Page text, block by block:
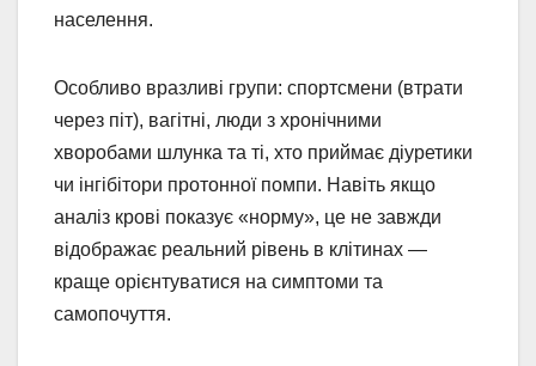
населення.
Особливо вразливі групи: спортсмени (втрати
через піт), вагітні, люди з хронічними
хворобами шлунка та ті, хто приймає діуретики
чи інгібітори протонної помпи. Навіть якщо
аналіз крові показує «норму», це не завжди
відображає реальний рівень в клітинах —
краще орієнтуватися на симптоми та
самопочуття.